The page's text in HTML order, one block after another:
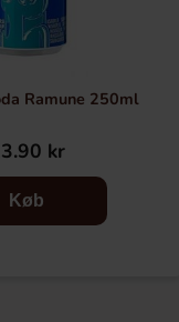
Ramune 250ml
kr
Køb